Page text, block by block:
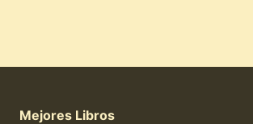
Mejores Libros